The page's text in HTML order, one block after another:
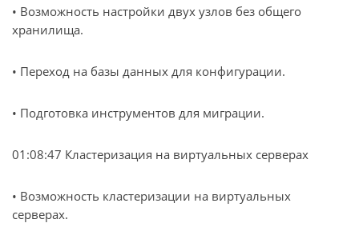
• Возможность настройки двух узлов без общего
хранилища.
• Переход на базы данных для конфигурации.
• Подготовка инструментов для миграции.
01:08:47 Кластеризация на виртуальных серверах
• Возможность кластеризации на виртуальных
серверах.